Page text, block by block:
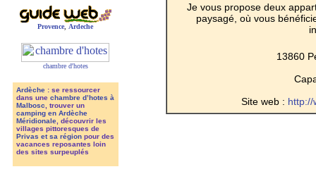
Provence Ardeche
chambre d'hotes
Ardèche: se ressourcer
dans une chambre d’hotes à
Malbosc , trouver un
camping en Ardèche
Méridionale, découvrir les
villages pittoresques de
Privas et sa régionpour des
vacances reposantes loin
des sites surpeuplés
Je vous propose deux
paysagé, où vous
13860
Site web : http://